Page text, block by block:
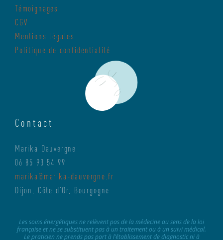
Témoignages
CGV
Mentions légales
Politique de confidentialité
Contact
Marika Dauvergne
06 85 93 54 99
marika@marika-dauvergne.fr
Dijon, Côte d’Or, Bourgogne
Les soins énergétiques ne relèvent pas de la médecine au sens de la loi
française et ne se substituent pas à un traitement ou à un suivi médical.
Le praticien ne prends pas part à l’établissement de diagnostic ni à